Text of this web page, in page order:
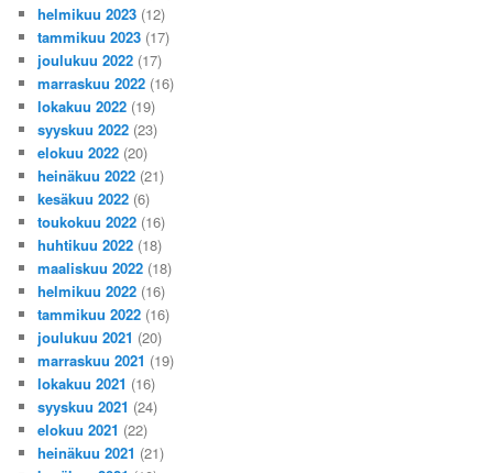
helmikuu 2023 (12)
tammikuu 2023 (17)
joulukuu 2022 (17)
marraskuu 2022 (16)
lokakuu 2022 (19)
syyskuu 2022 (23)
elokuu 2022 (20)
heinäkuu 2022 (21)
kesäkuu 2022 (6)
toukokuu 2022 (16)
huhtikuu 2022 (18)
maaliskuu 2022 (18)
helmikuu 2022 (16)
tammikuu 2022 (16)
joulukuu 2021 (20)
marraskuu 2021 (19)
lokakuu 2021 (16)
syyskuu 2021 (24)
elokuu 2021 (22)
heinäkuu 2021 (21)